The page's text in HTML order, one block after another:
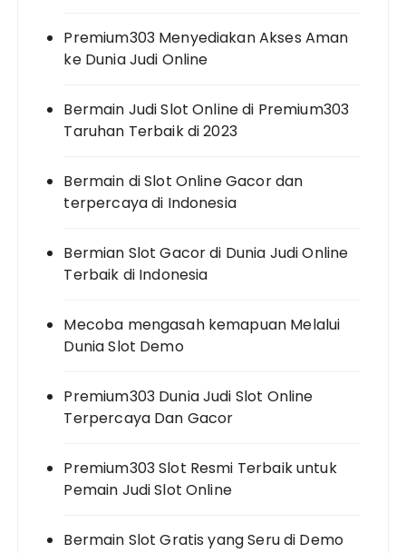
Premium303 Menyediakan Akses Aman
ke Dunia Judi Online
Bermain Judi Slot Online di Premium303
Taruhan Terbaik di 2023
Bermain di Slot Online Gacor dan
terpercaya di Indonesia
Bermian Slot Gacor di Dunia Judi Online
Terbaik di Indonesia
Mecoba mengasah kemapuan Melalui
Dunia Slot Demo
Premium303 Dunia Judi Slot Online
Terpercaya Dan Gacor
Premium303 Slot Resmi Terbaik untuk
Pemain Judi Slot Online
Bermain Slot Gratis yang Seru di Demo